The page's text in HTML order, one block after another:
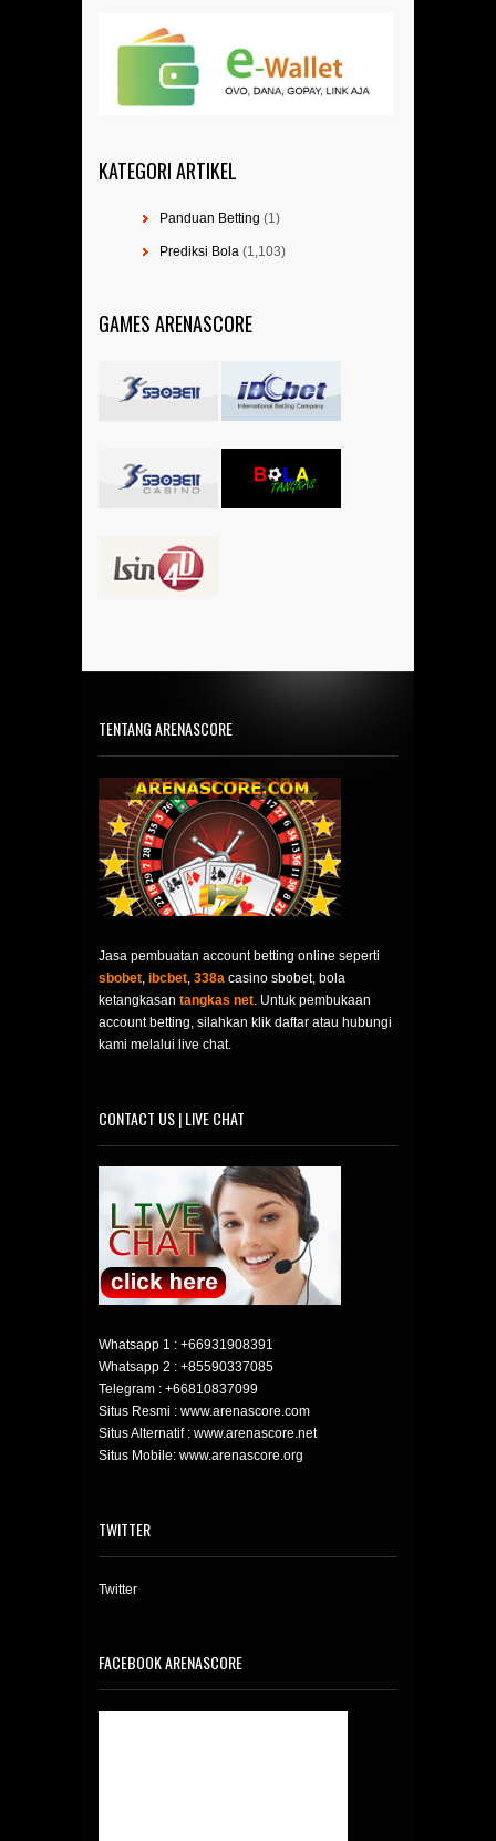
KATEGORI ARTIKEL
Panduan Betting (1)
Prediksi Bola (1,103)
GAMES ARENASCORE
TENTANG ARENASCORE
Jasa pembuatan account betting online seperti
sbobet, ibcbet, 338a casino sbobet, bola
ketangkasan tangkas net. Untuk pembukaan
account betting, silahkan klik daftar atau hubungi
kami melalui live chat.
CONTACT US | LIVE CHAT
Whatsapp 1 : +66931908391
Whatsapp 2 : +85590337085
Telegram : +66810837099
Situs Resmi : www.arenascore.com
Situs Alternatif : www.arenascore.net
Situs Mobile: www.arenascore.org
TWITTER
Twitter
FACEBOOK ARENASCORE